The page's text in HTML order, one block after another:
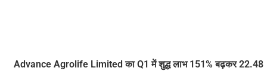
Advance Agrolife Limited का Q1 में शुद्ध लाभ 151% बढ़कर 22.48